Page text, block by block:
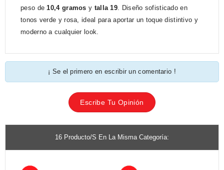
peso de 10,4 gramos y talla 19 . Diseño sofisticado en
tonos verde y rosa, ideal para aportar un toque distintivo y
moderno a cualquier look.
¡ Se el primero en escribir un comentario !
Escribe Tu Opinión
16 Producto/s En La Misma Categoría: